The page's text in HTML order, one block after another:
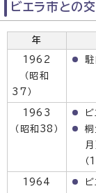
ビエラ市との
年
1962
（昭和
37）
駐
1963
（昭和38）
桐
（
1964